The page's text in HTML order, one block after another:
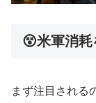
😵米軍消耗
まず注目される